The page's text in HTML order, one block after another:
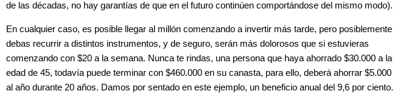
de las décadas, no hay garantías de que en el futuro continúen comportándose del mismo modo).
En cualquier caso, es posible llegar al millón comenzando a invertir más tarde, pero posiblemente
debas recurrir a distintos instrumentos, y de seguro, serán más dolorosos que si estuvieras
comenzando con $20 a la semana. Nunca te rindas, una persona que haya ahorrado $30.000 a la
edad de 45, todavía puede terminar con $460.000 en su canasta, para ello, deberá ahorrar $5.000
al año durante 20 años. Damos por sentado en este ejemplo, un beneficio anual del 9,6 por ciento.